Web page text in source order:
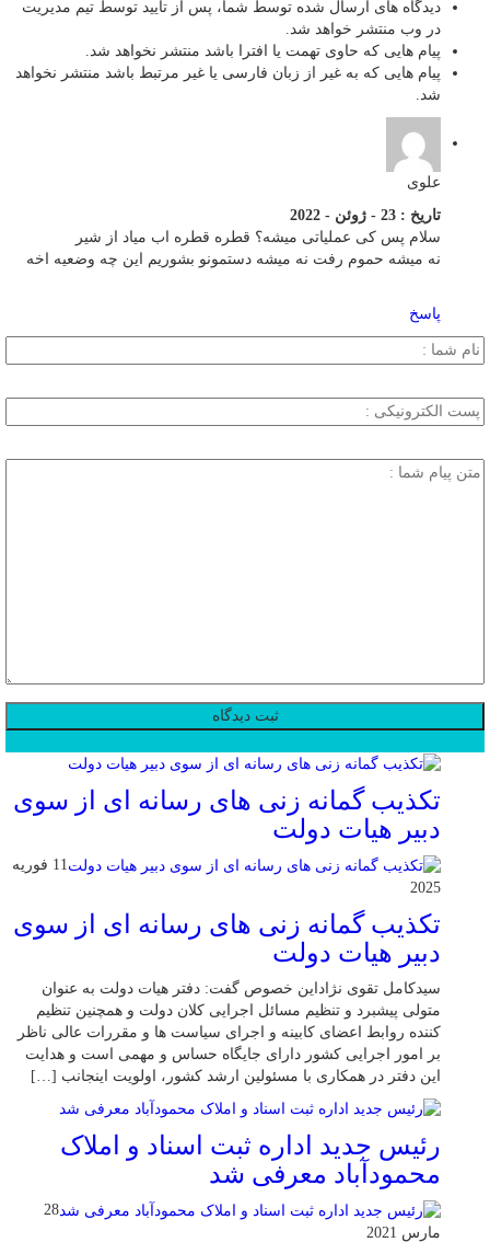
دیدگاه های ارسال شده توسط شما، پس از تایید توسط تیم مدیریت
در وب منتشر خواهد شد.
پیام هایی که حاوی تهمت یا افترا باشد منتشر نخواهد شد.
پیام هایی که به غیر از زبان فارسی یا غیر مرتبط باشد منتشر نخواهد
شد.
علوی
تاریخ : 23 - ژوئن - 2022
سلام پس کی عملیاتی میشه؟ قطره قطره اب میاد از شیر
نه میشه حموم رفت نه میشه دستمونو بشوریم این چه وضعیه اخه
پاسخ
تکذیب گمانه زنی های رسانه ای از سوی
دبیر هیات دولت
11 فوریه
2025
تکذیب گمانه زنی های رسانه ای از سوی
دبیر هیات دولت
سیدکامل تقوی نژاداین خصوص گفت: دفتر هیات دولت به عنوان
متولی پیشبرد و تنظیم مسائل اجرایی کلان دولت و همچنین تنظیم
کننده روابط اعضای کابینه و اجرای سیاست ها و مقررات عالی ناظر
بر امور اجرایی کشور دارای جایگاه حساس و مهمی است و هدایت
این دفتر در همکاری با مسئولین ارشد کشور، اولویت اینجانب […]
رئیس جدید اداره ثبت اسناد و املاک
محمودآباد معرفی شد
28
مارس 2021